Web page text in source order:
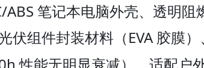
ABS 笔记本电脑外壳、透明
伏组件封装材料（EVA 胶膜
性能无明显衰减），适配户